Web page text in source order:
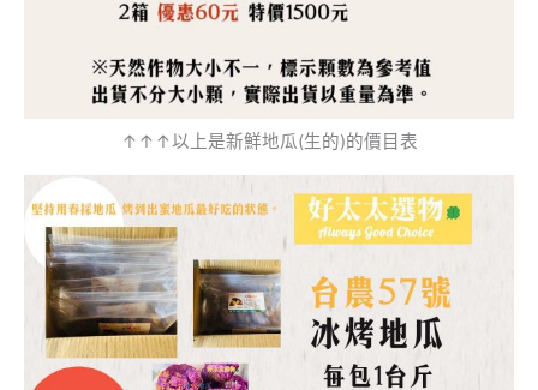
↑↑↑以上是新鮮地瓜(生的)的價目表